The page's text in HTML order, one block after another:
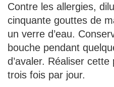
Contre les allergies,
cinquante gouttes de
un verre d’eau.
bouche pendant
d’avaler. Réaliser
trois fois par jour.